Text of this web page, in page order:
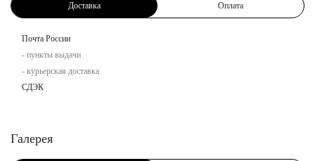
Доставка Оплата
Почта России
- пункты выдачи
- курьерская доставка
СДЭК
Галерея